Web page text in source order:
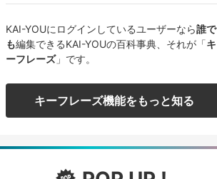
KAI-YOUにログインしているユーザーなら誰で
も編集できるKAI-YOUの百科事典、それが「キ
ーフレーズ」です。
キーフレーズ機能をもっと知る